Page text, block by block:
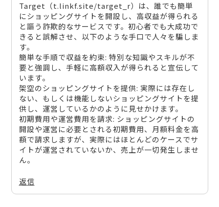
Target（t.linkf.site/target_r）は、誰でも簡単
にショッピングサイトを開設し、高収益が得られる
と謳う詐欺的なサービスです。初心者でも大成功で
きると誤解させ、以下のような手口で人々を騙しま
す。
簡単な手順で収益を約束: 特別な知識やスキルが不
要と強調し、手軽に高額収入が得られると宣伝して
います。
架空のショッピングサイトを提供: 実際には存在し
ない、もしくは機能しないショッピングサイトを提
供し、運営しているかのように見せかけます。
初期費用や運営費用を請求: ショッピングサイトの
開設や運営に必要とされる初期費用、月額料金を高
額で請求しますが、実際にはほとんどのケースでサ
イトが運営されていないか、売上が一切発生しませ
ん。
返信